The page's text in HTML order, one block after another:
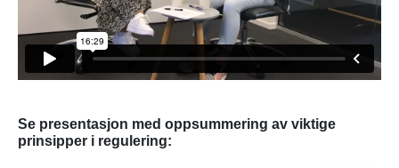
Se presentasjon med oppsummering av viktige
prinsipper i regulering: